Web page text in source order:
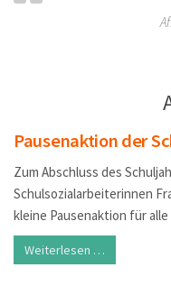
Pausenaktion der
Zum Abschluss des
Schulsozialarbeiterinnen
kleine Pausenaktion für alle
Weiterlesen …